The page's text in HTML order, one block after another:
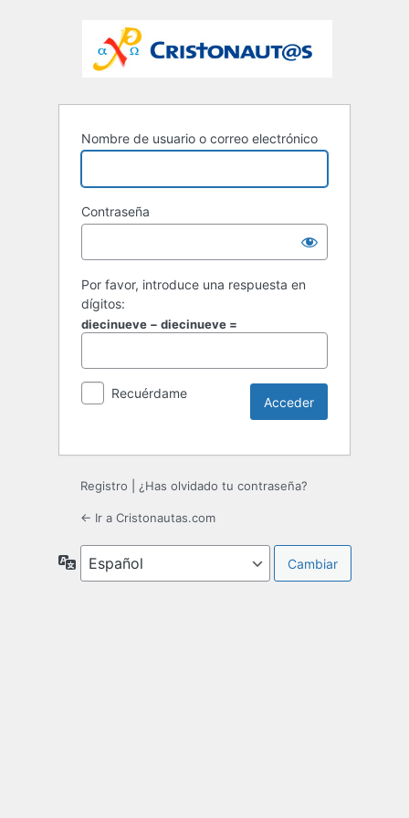
Nombre de usuario o correo electrónico
Contraseña
Por favor, introduce una respuesta en
dígitos:
diecinueve − diecinueve =
Recuérdame
Registro ¿Has olvidado tu contraseña?
← Ir a Cristonautas.com
Idioma